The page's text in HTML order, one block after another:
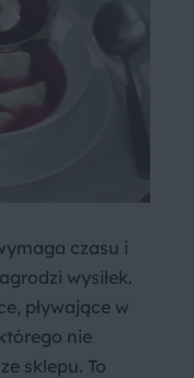
czasu i
wysiłek.
pływające w
nie
sklepu. To